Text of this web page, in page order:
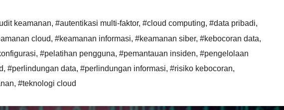
keamanan, #autentikasi multi-faktor, #cloud computing, #data pribadi,
cloud, #keamanan informasi, #keamanan siber, #kebocoran data,
, #pelatihan pengguna, #pemantauan insiden, #pengelolaan
, #perlindungan data, #perlindungan informasi, #risiko kebocoran,
, #teknologi cloud